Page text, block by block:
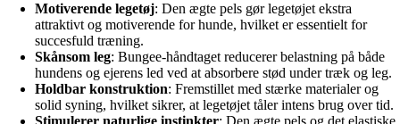
Motiverende legetøj: Den ægte pels gør legetøjet ekstra
attraktivt og motiverende for hunde, hvilket er essentielt for
succesfuld træning.
Skånsom leg: Bungee-håndtaget reducerer belastning på både
hundens og ejerens led ved at absorbere stød under træk og leg.
Holdbar konstruktion: Fremstillet med stærke materialer og
solid syning, hvilket sikrer, at legetøjet tåler intens brug over tid.
Stimulerer naturlige instinkter: Den ægte pels og det elastiske